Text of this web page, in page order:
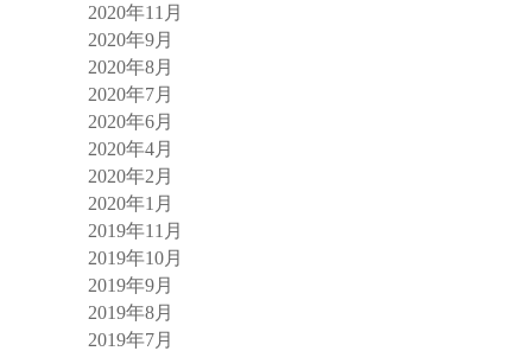
2020年11月
2020年9月
2020年8月
2020年7月
2020年6月
2020年4月
2020年2月
2020年1月
2019年11月
2019年10月
2019年9月
2019年8月
2019年7月